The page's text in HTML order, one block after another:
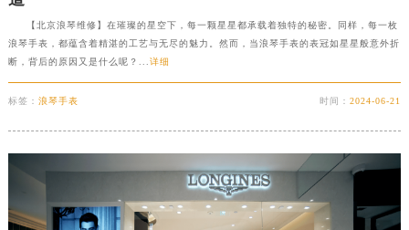
【北京浪琴维修】在璀璨的星空下，每一颗星星都承载着独特的秘密。同样，每一枚
浪琴手表，都蕴含着精湛的工艺与无尽的魅力。然而，当浪琴手表的表冠如星星般意外折
断，背后的原因又是什么呢？... 详细
标签： 浪琴手表 时间：2024-06-21